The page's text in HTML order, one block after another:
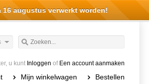
u kunt Inloggen of Een account aanmaken
Mijn winkelwagen Bestellen
augustus verwerkt worden!